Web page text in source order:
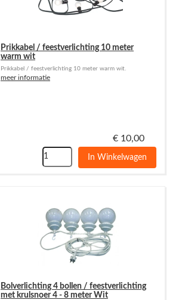
Prikkabel / feestverlichting 10 meter
warm wit
Prikkabel / feestverlichting 10 meter warm wit.
meer informatie
€ 10,00
In Winkelwagen
Bolverlichting 4 bollen / feestverlichting
met krulsnoer 4 - 8 meter Wit